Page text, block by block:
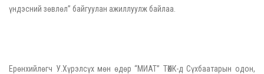
үндэсний зөвлөл” байгуулан ажиллуулж байлаа.
Ерөнхийлөгч У.Хүрэлсүх мөн өдөр “МИАТ” ТӨХК-д Сүхбаатарын одон,